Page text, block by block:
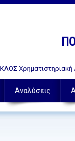
Χρηματιστηριακή
Αναλύσεις